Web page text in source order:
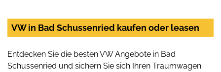
VW in Bad Schussenried kaufen oder leasen
Entdecken Sie die besten VW Angebote in Bad
Schussenried und sichern Sie sich Ihren Traumwagen.